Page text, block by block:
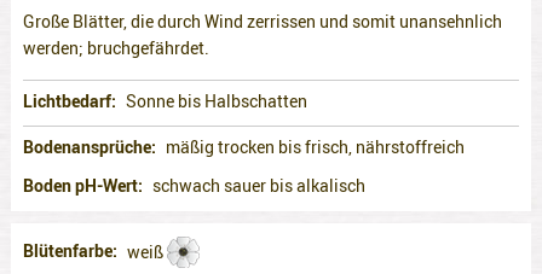
Große Blätter, die durch Wind zerrissen und somit unansehnlich
werden; bruchgefährdet.
Lichtbedarf
Sonne bis Halbschatten
Bodenansprüche
mäßig trocken bis frisch, nährstoffreich
Boden pH-Wert
schwach sauer bis alkalisch
Blütenfarbe weiß